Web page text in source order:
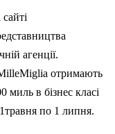
агенції.
отримають
миль в бізнес класі
по 1 липня.